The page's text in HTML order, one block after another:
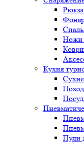
Ножи
Кухня
Пули